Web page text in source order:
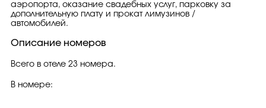
аэропорта, оказание свадебных услуг, парковку за
дополнительную плату и прокат лимузинов /
автомобилей.
Описание номеров
Всего в отеле 23 номера.
В номере: